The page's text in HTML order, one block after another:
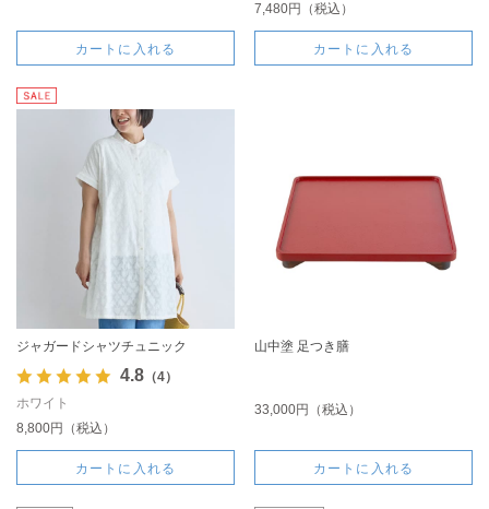
カートに入れる
7,480円（税込）
カートに入れる
ジャガードシャツチュニック
4.8（4）
ホワイト
8,800円（税込）
カートに入れる
山中塗 足つき膳
33,000円（税込）
カートに入れる